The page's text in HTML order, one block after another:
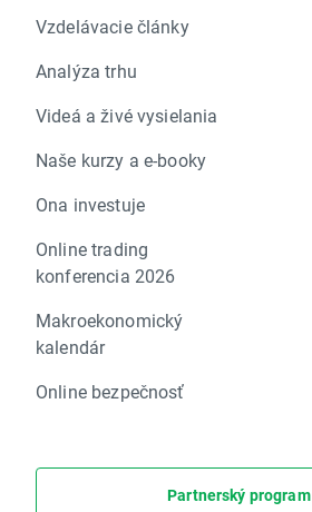
Vzdelávacie články
Analýza trhu
Videá a živé vysielania
Naše kurzy a e-booky
Ona investuje
Online trading
konferencia 2026
Makroekonomický
kalendár
Online bezpečnosť
Partnerský program